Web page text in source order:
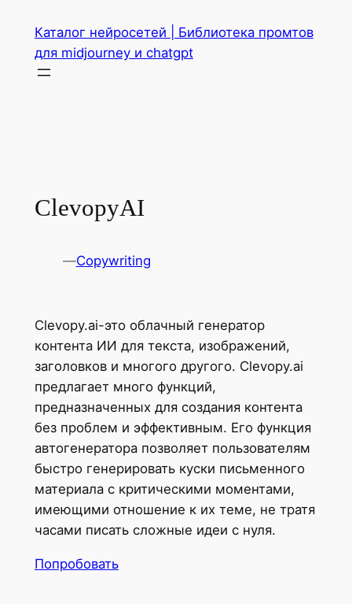
содержимому
Каталог нейросетей | Библиотека промтов
для midjourney и chatgpt
ClevopyAI
—Copywriting
Clevopy.ai-это облачный генератор
контента ИИ для текста, изображений,
заголовков и многого другого. Clevopy.ai
предлагает много функций,
предназначенных для создания контента
без проблем и эффективным. Его функция
автогенератора позволяет пользователям
быстро генерировать куски письменного
материала с критическими моментами,
имеющими отношение к их теме, не тратя
часами писать сложные идеи с нуля.
Попробовать